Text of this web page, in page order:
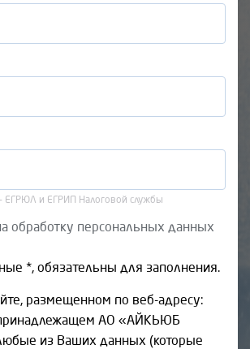
ЕГРЮЛ и ЕГРИП Налоговой службы
обработку персональных данных
*, обязательны для заполнения.
размещенном по веб-адресу:
АО «АЙКЬЮБ
из Ваших данных (которые